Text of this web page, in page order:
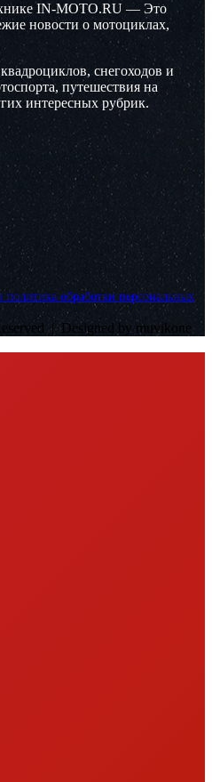
IN-MOTO.RU — Это
новости о мотоциклах,
снегоходов и
путешествия на
интересных рубрик.
обработки персональных
|Designed by muvikone